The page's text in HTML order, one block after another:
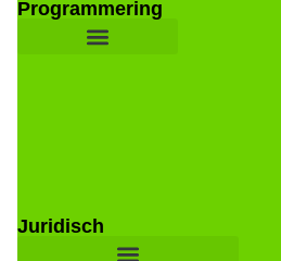
Programmering
Juridisch